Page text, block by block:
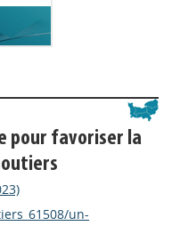
pour favoriser la
un-